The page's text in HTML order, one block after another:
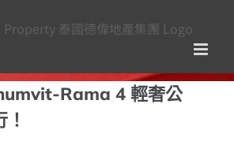
Rama 4 輕奢公